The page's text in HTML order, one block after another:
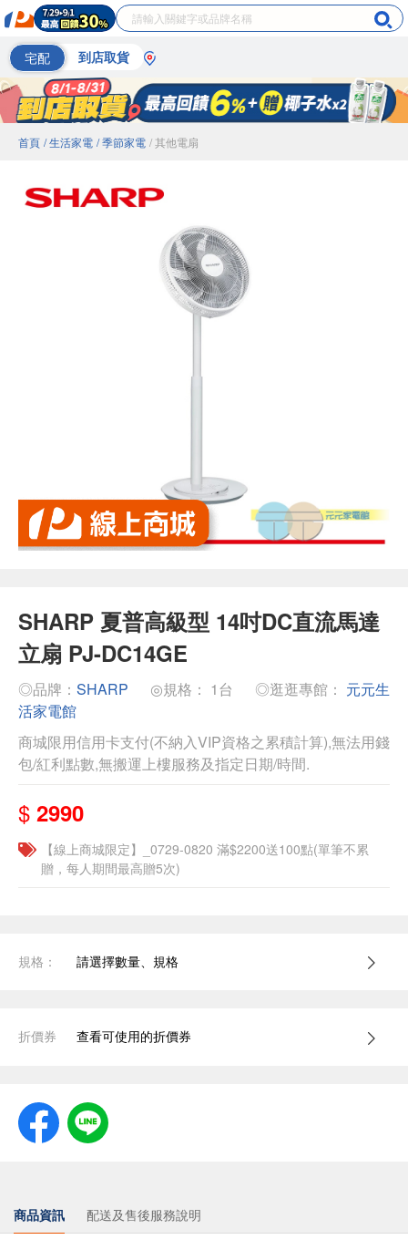
宅配 到店取貨
首頁 / 生活家電 / 季節家電 / 其他電扇
SHARP 夏普高級型 14吋DC直流馬達
立扇 PJ-DC14GE
◎品牌： SHARP ◎規格： 1台 ◎逛逛專館： 元元生
活家電館
商城限用信用卡支付(不納入VIP資格之累積計算),無法用錢
包/紅利點數,無搬運上樓服務及指定日期/時間.
$ 2990
【線上商城限定】_0729-0820 滿$2200送100點(單筆不累
贈，每人期間最高贈5次)
規格： 請選擇數量、規格
折價券 查看可使用的折價券
商品資訊 配送及售後服務說明